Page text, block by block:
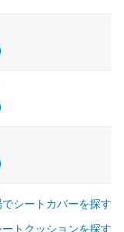
シートカバーを探す
トクッションを探す